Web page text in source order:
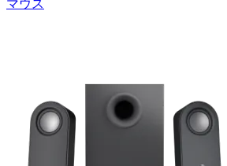
マウス